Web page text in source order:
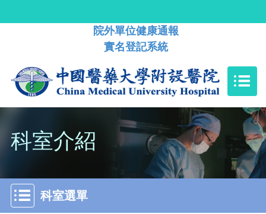
院外單位健康通報
實名登記系統
科室介紹
科室選單